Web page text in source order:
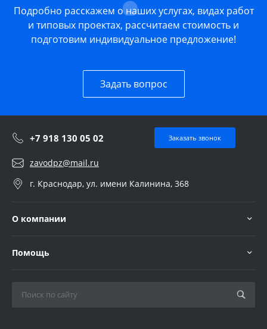
Подробно расскажем о наших услугах, видах работ
и типовых проектах, рассчитаем стоимость и
подготовим индивидуальное предложение!
Задать вопрос
+7 918 130 05 02 Заказать звонок
zavodpz@mail.ru
г. Краснодар, ул. имени Калинина, 368
О компании
Помощь